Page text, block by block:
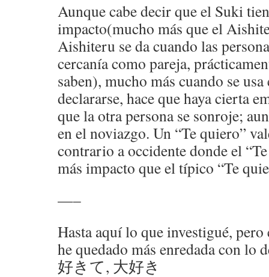
Aunque cabe decir que el Suki
impacto(mucho más que el
Aishiteru se da cuando las
cercanía como pareja,
saben), mucho más cuando se
declararse, hace que haya cierta
que la otra persona se sonroje;
en el noviazgo. Un “Te quiero”
contrario a occidente donde el
más impacto que el típico “Te
—–
Hasta aquí lo que investigué,
he quedado más enredada con
好きて, 大好き